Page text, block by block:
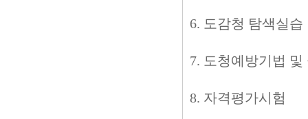
6. 도감청 탐색실습
7. 도청예방기법 및
8. 자격평가시험